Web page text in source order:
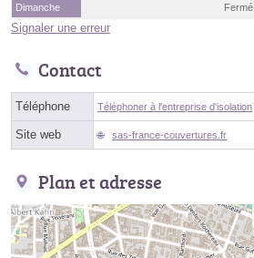
Dimanche
Fermé
Signaler une erreur
Contact
Téléphone Téléphoner à l'entreprise d'isolation
Site web sas-france-couvertures.fr
Plan et adresse